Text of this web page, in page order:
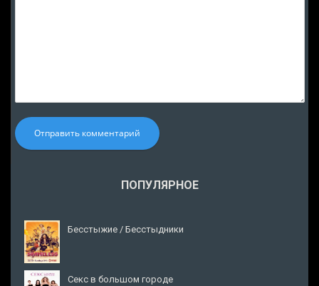
Отправить комментарий
ПОПУЛЯРНОЕ
Бесстыжие / Бесстыдники
Секс в большом городе